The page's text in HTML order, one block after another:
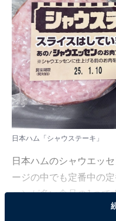
日本ハム「シャウステーキ」
日本ハムのシャウエッ
ージの中でも定番中の
ァンが多い食品の1つで
は、「かたまりで食べ